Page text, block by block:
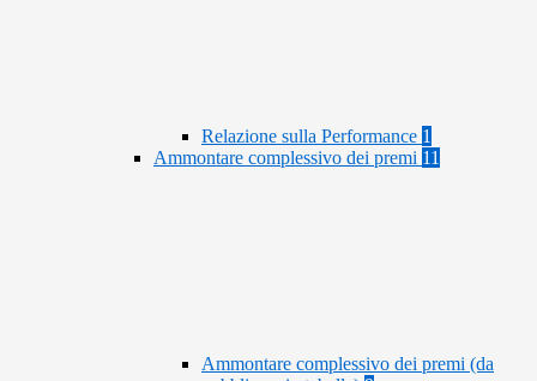
Relazione sulla Performance 1
Ammontare complessivo dei premi 11
Ammontare complessivo dei premi (da